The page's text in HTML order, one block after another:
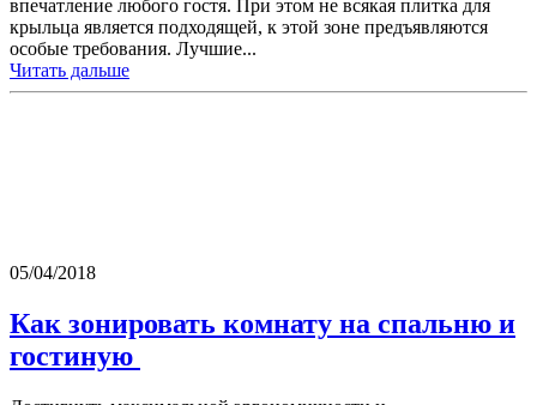
впечатление любого гостя. При этом не всякая плитка для
крыльца является подходящей, к этой зоне предъявляются
особые требования. Лучшие...
Читать дальше
05/04/2018
​Как зонировать комнату на спальню и
гостиную